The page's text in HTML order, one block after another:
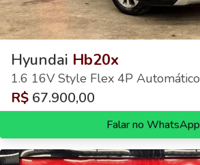
Hyundai Hb20x
1.6 16V Style Flex 4P Automático
R$ 67.900,00
Falar no WhatsApp